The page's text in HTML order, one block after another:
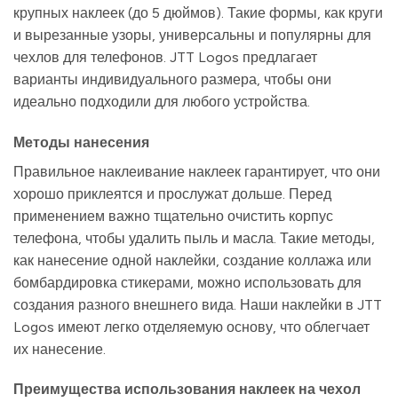
крупных наклеек (до 5 дюймов). Такие формы, как круги
и вырезанные узоры, универсальны и популярны для
чехлов для телефонов. JTT Logos предлагает
варианты индивидуального размера, чтобы они
идеально подходили для любого устройства.
Методы нанесения
Правильное наклеивание наклеек гарантирует, что они
хорошо приклеятся и прослужат дольше. Перед
применением важно тщательно очистить корпус
телефона, чтобы удалить пыль и масла. Такие методы,
как нанесение одной наклейки, создание коллажа или
бомбардировка стикерами, можно использовать для
создания разного внешнего вида. Наши наклейки в JTT
Logos имеют легко отделяемую основу, что облегчает
их нанесение.
Преимущества использования наклеек на чехол